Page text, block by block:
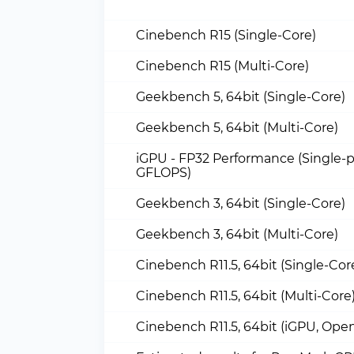
Cinebench R15 (Single-Core)
Cinebench R15 (Multi-Core)
Geekbench 5, 64bit (Single-Core)
Geekbench 5, 64bit (Multi-Core)
iGPU - FP32 Performance (Single-
GFLOPS)
Geekbench 3, 64bit (Single-Core)
Geekbench 3, 64bit (Multi-Core)
Cinebench R11.5, 64bit (Single-
Cinebench R11.5, 64bit (Multi-
Cinebench R11.5, 64bit (iGPU,